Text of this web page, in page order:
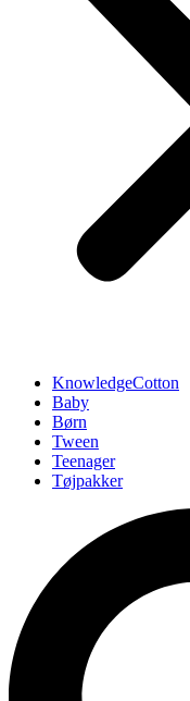
KnowledgeCotton
Baby
Børn
Tween
Teenager
Tøjpakker